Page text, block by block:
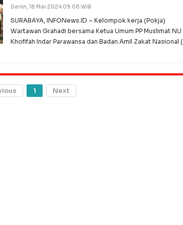
Senin, 18 Mar 2024 09:08 WIB
SURABAYA, INFONews.ID – Kelompok kerja (Pokja)
Wartawan Grahadi bersama Ketua Umum PP Muslimat NU
Khofifah Indar Parawansa dan Badan Amil Zakat Nasional (
1 Next